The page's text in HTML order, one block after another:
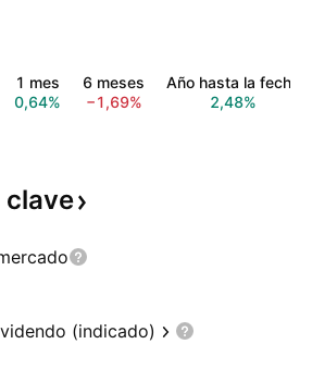
1 mes
0,64%
6 meses
−1,69%
Año hasta la fecha
2,48%
clave
(indicado)